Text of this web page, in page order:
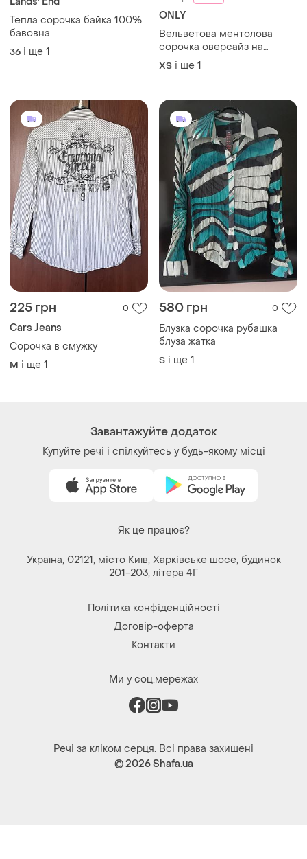
Тепла сорочка байка 100%
бавовна
36 і ще 1
ONLY
Вельветова ментолова
сорочка оверсайз на
кнопках
ХS і ще 1
225 грн 0
Cars Jeans
Сорочка в смужку
M і ще 1
580 грн 0
Блузка сорочка рубашка
блуза жатка
S і ще 1
Завантажуйте додаток
Купуйте речі і спілкуйтесь у будь-якому місці
Як це працює?
Україна, 02121, місто Київ, Харківське шосе, будинок
201-203, літера 4Г
Політика конфіденційності
Договір-оферта
Контакти
Ми у соц.мережах
Речі за кліком серця. Всі права захищені
© 2026Shafa.ua